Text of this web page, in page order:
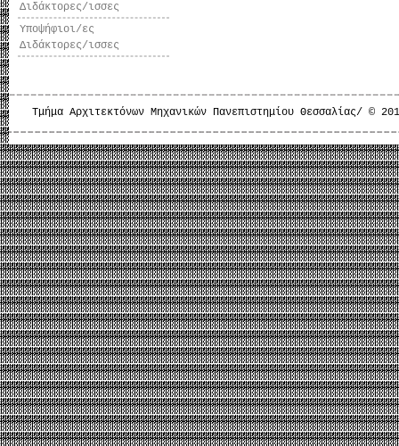
Διδάκτορες/ισσες
Υποψήφιοι/ες
Διδάκτορες/ισσες
Τμήμα Αρχιτεκτόνων Μηχανικών Πανεπιστημίου Θεσσαλίας/ ©